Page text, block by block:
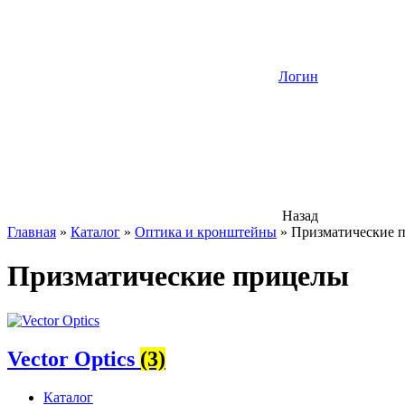
Логин
Назад
Главная » Каталог » Оптика и кронштейны » Призматические
Призматические прицелы
Vector Optics (3)
Каталог